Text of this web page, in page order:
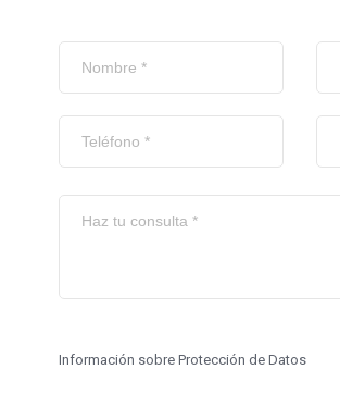
Información sobre Protección de Datos